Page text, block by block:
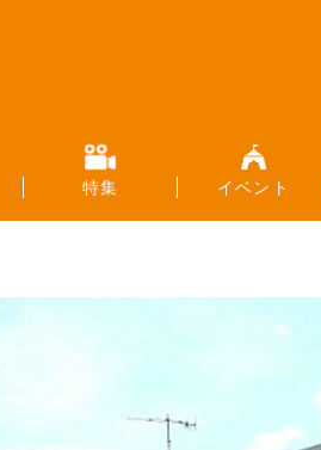
特集 イベント